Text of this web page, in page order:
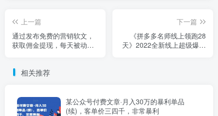
上一篇
通过发布免费的营销软文，
获取佣金提现，每天被动收
下一篇
《拼多多名师线上领跑28
天》2022全新线上超级爆款
相关推荐
某公众号付费文章·月入30万的暴利单品
(续)，客单价三四千，非常暴利